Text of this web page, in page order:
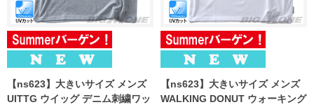
【ns623】大きいサイズ メンズ
UITTG ウイッグ デニム刺繍ワッ
【ns623】大きいサイズ メンズ
WALKING DONUT ウォーキング